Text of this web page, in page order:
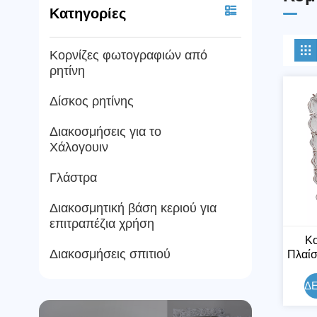
Κατηγορίες
Κορνίζες φωτογραφιών από
ρητίνη
Δίσκος ρητίνης
Διακοσμήσεις για το
Χάλογουιν
Γλάστρα
Διακοσμητική βάση κεριού για
επιτραπέζια χρήση
Διακοσμήσεις σπιτιού